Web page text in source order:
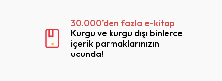
30.000’den fazla e-kitap
Kurgu ve kurgu dışı binlerce
içerik parmaklarınızın
ucunda!